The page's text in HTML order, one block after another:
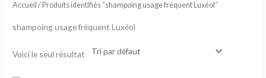
Accueil / Produits identifiés “shampoing usage fréquent Luxéol”
shampoing usage fréquent Luxéol
Voici le seul résultat